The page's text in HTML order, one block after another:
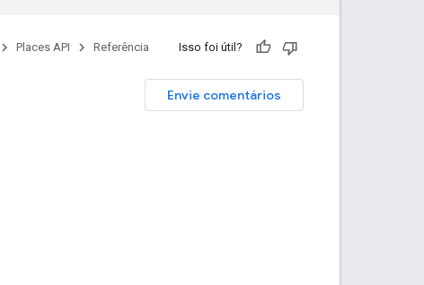
Places API Referência Isso foi útil?
Envie comentários